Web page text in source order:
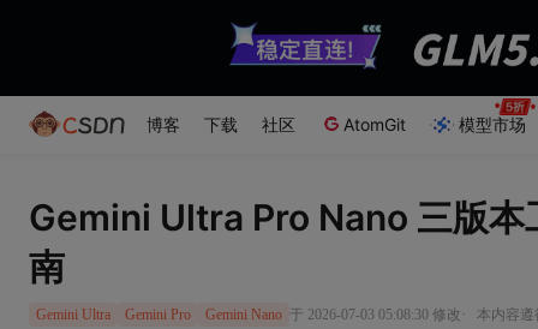
博客 下载 社区 AtomGit 模型市场
Gemini Ultra Pro Nano 三版本
南
Gemini Ultra Gemini Pro Gemini Nano 于 2026-07-03 05:08:30 修改 · 本内容遵